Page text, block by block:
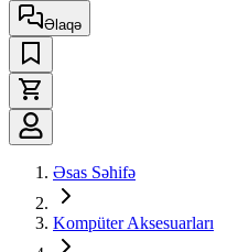
Əlaqə
Əsas Səhifə
Kompüter Aksesuarları